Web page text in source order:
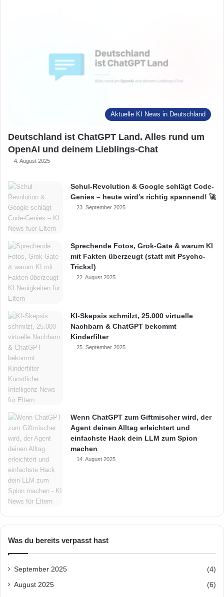
Aktuelle KI News in Deutschland
Deutschland ist ChatGPT Land. Alles rund um
OpenAI und deinem Lieblings-Chat
4. August 2025
Schul-Revolution & Google schlägt Code-
Genies – heute wird’s richtig spannend! 🚀
23. September 2025
Sprechende Fotos, Grok-Gate & warum KI
mit Fakten überzeugt (statt mit Psycho-
Tricks!)
22. August 2025
KI-Skepsis schmilzt, 25.000 virtuelle
Nachbarn & ChatGPT bekommt
Kinderfilter
25. September 2025
Wenn ChatGPT zum Giftmischer wird, der
Agent deinen Alltag erleichtert und
einfachste Hack dein LLM zum Spion
machen
14. August 2025
Was du bereits verpasst hast
September 2025 (4)
August 2025 (6)